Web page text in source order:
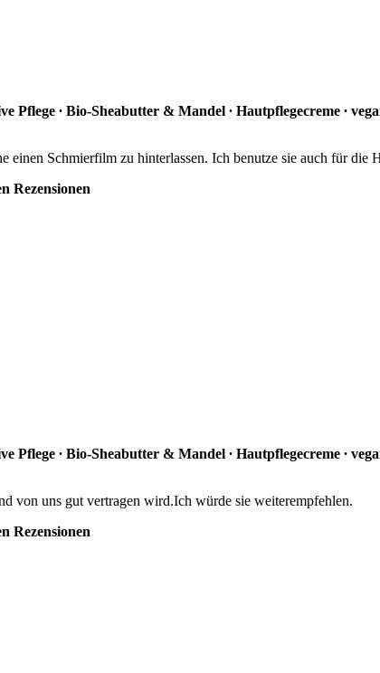
Pflege ∙ Bio-Sheabutter & Mandel ∙ Hautpflegecreme
Schmierfilm zu hinterlassen. Ich benutze sie auch für
Rezensionen
Pflege ∙ Bio-Sheabutter & Mandel ∙ Hautpflegecreme
von uns gut vertragen wird.Ich würde sie weiterempfehlen.
Rezensionen